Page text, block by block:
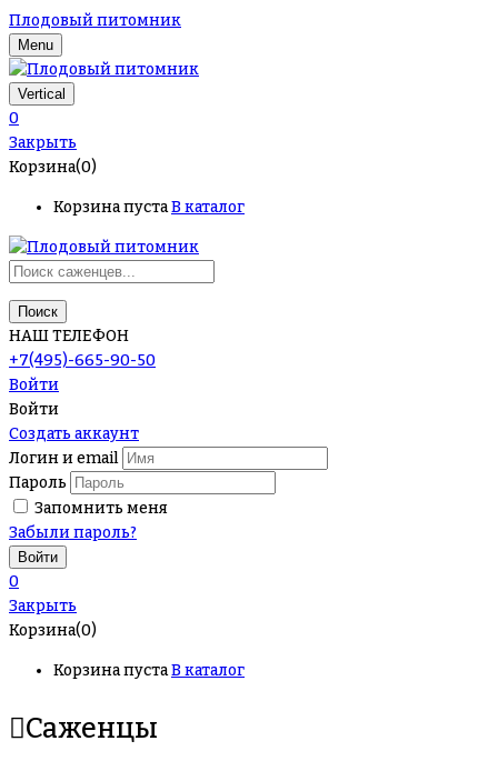
Плодовый питомник
Menu
Vertical
0
Закрыть
Корзина(0)
Корзина пустаВ каталог
Поиск
НАШ ТЕЛЕФОН
+7(495)-665-90-50
Войти
Войти
Создать аккаунт
Логин и email
Пароль
Запомнить меня
Забыли пароль?
0
Закрыть
Корзина(0)
Корзина пустаВ каталог
Саженцы